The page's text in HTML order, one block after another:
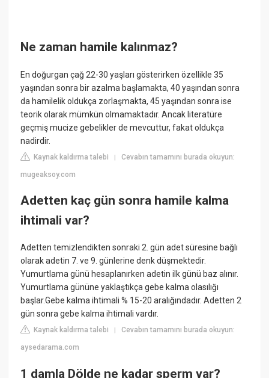
Ne zaman hamile kalınmaz?
En doğurgan çağ 22-30 yaşları gösterirken özellikle 35
yaşından sonra bir azalma başlamakta, 40 yaşından sonra
da hamilelik oldukça zorlaşmakta, 45 yaşından sonra ise
teorik olarak mümkün olmamaktadır. Ancak literatüre
geçmiş mucize gebelikler de mevcuttur, fakat oldukça
nadirdir.
Kaynak kaldırma talebi |Cevabın tamamını burada okuyun:
mugeaksoy.com
Adetten kaç gün sonra hamile kalma
ihtimali var?
Adetten temizlendikten sonraki 2. gün adet süresine bağlı
olarak adetin 7. ve 9. günlerine denk düşmektedir.
Yumurtlama günü hesaplanırken adetin ilk günü baz alınır.
Yumurtlama gününe yaklaştıkça gebe kalma olasılığı
başlar.Gebe kalma ihtimali % 15-20 aralığındadır. Adetten 2
gün sonra gebe kalma ihtimali vardır.
Kaynak kaldırma talebi |Cevabın tamamını burada okuyun:
aysedarama.com
1 damla Dölde ne kadar sperm var?